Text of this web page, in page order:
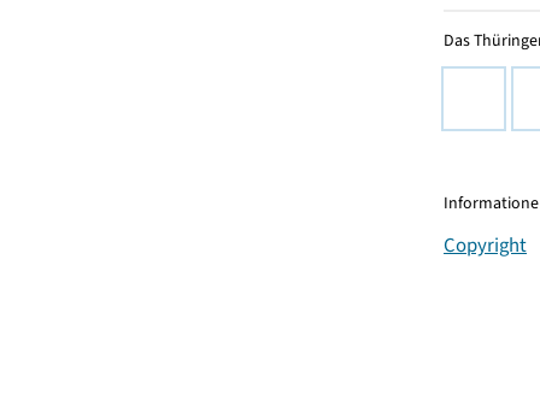
Das
Copyright